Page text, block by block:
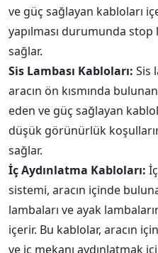
ve güç sağlayan kabloları
yapılması durumunda stop
sağlar.
Sis Lambası Kabloları: Sis
aracın ön kısmında
eden ve güç sağlayan
düşük görünürlük
sağlar.
İç Aydınlatma Kabloları:
sistemi, aracın içinde
lambaları ve ayak
içerir. Bu kablolar, aracın
ve iç mekanı aydınlatmak